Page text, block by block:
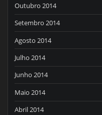
Outubro 2014
Setembro 2014
Agosto 2014
Julho 2014
Junho 2014
Maio 2014
Abril 2014